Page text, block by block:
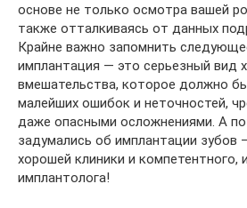
основе не только осмотра вашей
также отталкиваясь от данных
Крайне важно запомнить
имплантация — это серьезный вид
вмешательства, которое должно
малейших ошибок и неточностей,
даже опасными осложнениями. А
задумались об имплантации зубов
хорошей клиники и компетентного,
имплантолога!